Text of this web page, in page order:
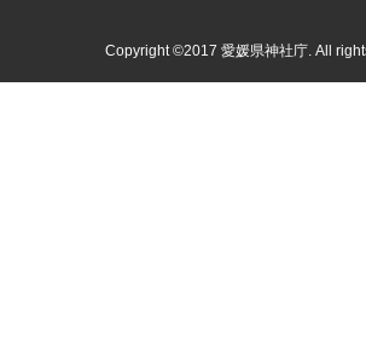
Copyright ©2017 愛媛県神社庁. All